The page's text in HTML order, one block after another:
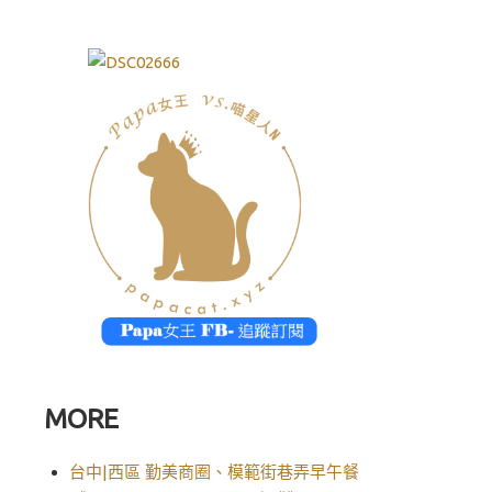
MORE
台中|西區 勤美商圈、模範街巷弄早午餐